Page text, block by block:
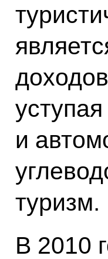
и
туризм.
В 2010